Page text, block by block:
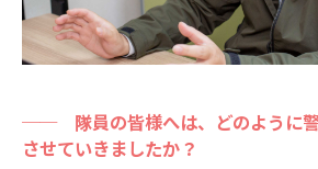
── 隊員の皆様へは、どのように
させていきましたか？